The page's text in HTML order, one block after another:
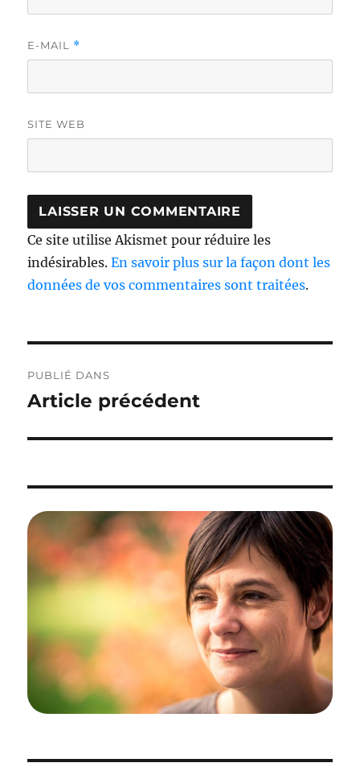
E-MAIL *
SITE WEB
Ce site utilise Akismet pour réduire les
indésirables.En savoir plus sur la façon dont les
données de vos commentaires sont traitées.
de
l’article
PUBLIÉ DANS
Article précédent